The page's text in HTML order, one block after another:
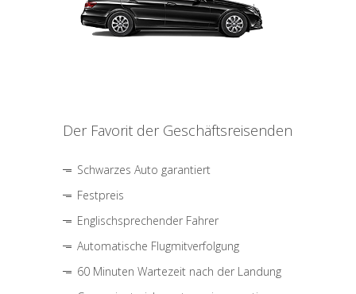
Der Favorit der Geschäftsreisenden
Schwarzes Auto garantiert
Festpreis
Englischsprechender Fahrer
Automatische Flugmitverfolgung
60 Minuten Wartezeit nach der Landung